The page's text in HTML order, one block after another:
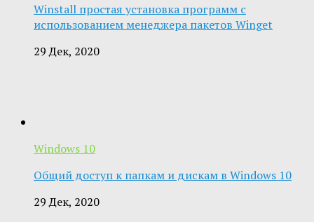
Winstall простая установка программ с
использованием менеджера пакетов Winget
29 Дек, 2020
Windows 10
Общий доступ к папкам и дискам в Windows 10
29 Дек, 2020